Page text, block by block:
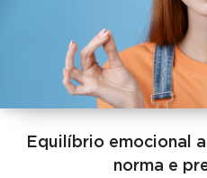
Equilíbrio emocional
norma e